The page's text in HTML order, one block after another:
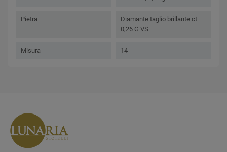
Pietra
Diamante taglio brillante ct
0,26 G VS
Misura 14